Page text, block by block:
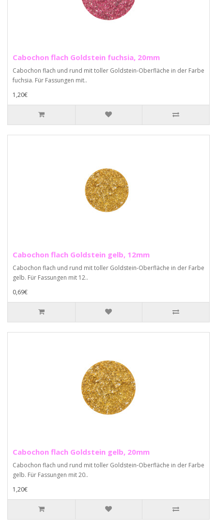
Cabochon flach Goldstein fuchsia, 20mm
Cabochon flach und rund mit toller Goldstein-Oberfläche in der Farbe
fuchsia. Für Fassungen mit..
1,20€
Cabochon flach Goldstein gelb, 12mm
Cabochon flach und rund mit toller Goldstein-Oberfläche in der Farbe
gelb. Für Fassungen mit 12..
0,69€
Cabochon flach Goldstein gelb, 20mm
Cabochon flach und rund mit toller Goldstein-Oberfläche in der Farbe
gelb. Für Fassungen mit 20..
1,20€